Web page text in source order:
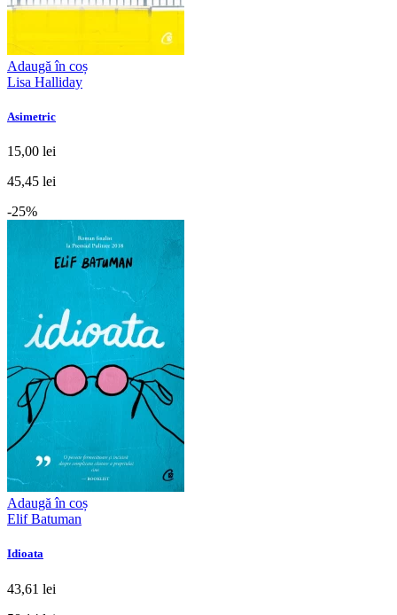
Adaugă în coș
Lisa Halliday
Asimetric
15,00 lei
45,45 lei
-25%
Adaugă în coș
Elif Batuman
Idioata
43,61 lei